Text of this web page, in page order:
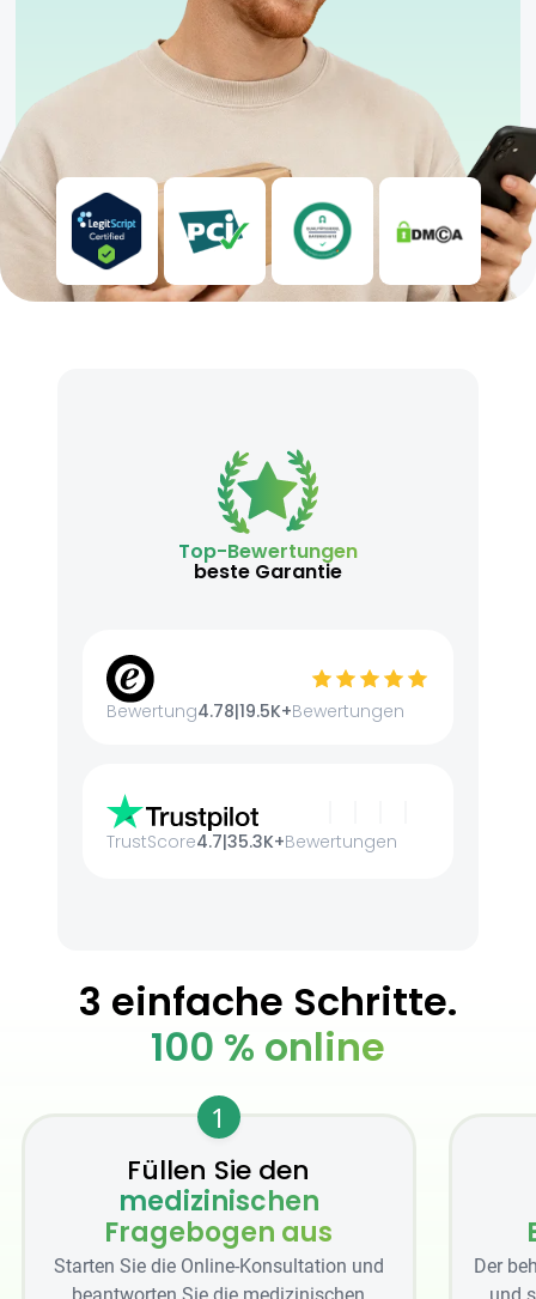
Top-Bewertungen
beste Garantie
Bewertung4.78|19.5K+Bewertungen
TrustScore4.7|35.3K+Bewertungen
3 einfache Schritte.
100 % online
1
Füllen Sie den
medizinischen
Fragebogen aus
Starten Sie die Online-Konsultation und
Der